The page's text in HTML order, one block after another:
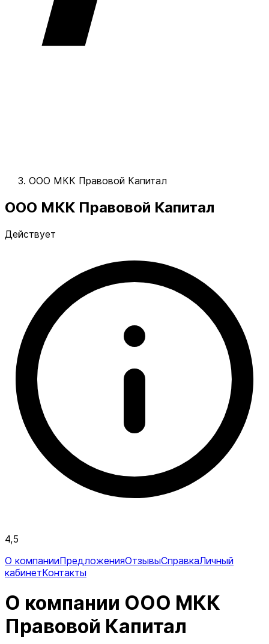
ООО МКК Правовой Капитал
ООО МКК Правовой Капитал
Действует
4,5
О компанииПредложенияОтзывыСправкаЛичный
кабинетКонтакты
О компании ООО МКК
Правовой Капитал